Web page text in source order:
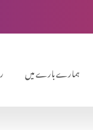
ہمارے بارے میں